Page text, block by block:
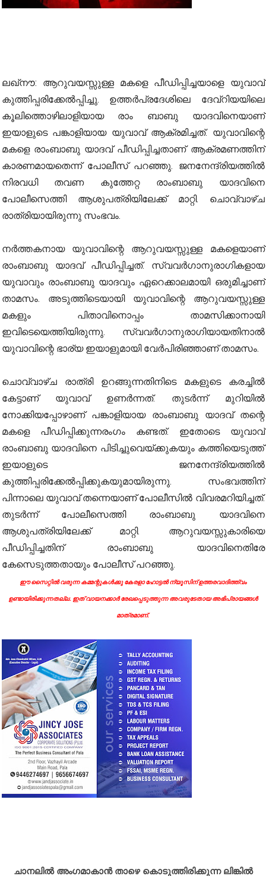
ലഖ്‌നൗ: ആറുവയസ്സുള്ള മകളെ പീഡിപ്പിച്ചയാളെ യുവാവ്
കുത്തിപ്പരിക്കേല്‍പ്പിച്ചു. ഉത്തര്‍പ്രദേശിലെ ദേവ്‌റിയയിലെ
കൂലിത്തൊഴിലാളിയായ രാം ബാബു യാദവിനെയാണ്
ഇയാളുടെ പങ്കാളിയായ യുവാവ് ആക്രമിച്ചത്. യുവാവിന്റെ
മകളെ രാംബാബു യാദവ് പീഡിപ്പിച്ചതാണ് ആക്രമണത്തിന്
കാരണമായതെന്ന് പോലീസ് പറഞ്ഞു. ജനനേന്ദ്രിയത്തില്‍
നിരവധി തവണ കുത്തേറ്റ രാംബാബു യാദവിനെ
പോലീസെത്തി ആശുപത്രിയിലേക്ക് മാറ്റി. ചൊവ്വാഴ്ച
രാത്രിയായിരുന്നു സംഭവം.
നര്‍ത്തകനായ യുവാവിന്റെ ആറുവയസ്സുള്ള മകളെയാണ്
രാംബാബു യാദവ് പീഡിപ്പിച്ചത്. സ്വവര്‍ഗാനുരാഗികളായ
യുവാവും രാംബാബു യാദവും ഏറെക്കാലമായി ഒരുമിച്ചാണ്
താമസം. അടുത്തിടെയായി യുവാവിന്റെ ആറുവയസ്സുള്ള
മകളും പിതാവിനൊപ്പം താമസിക്കാനായി
ഇവിടെയെത്തിയിരുന്നു. സ്വവര്‍ഗാനുരാഗിയായതിനാല്‍
യുവാവിന്റെ ഭാര്യ ഇയാളുമായി വേര്‍പിരിഞ്ഞാണ് താമസം.
ചൊവ്വാഴ്ച രാത്രി ഉറങ്ങുന്നതിനിടെ മകളുടെ കരച്ചില്‍
കേട്ടാണ് യുവാവ് ഉണര്‍ന്നത്. തുടര്‍ന്ന് മുറിയില്‍
നോക്കിയപ്പോഴാണ് പങ്കാളിയായ രാംബാബു യാദവ് തന്റെ
മകളെ പീഡിപ്പിക്കുന്നരംഗം കണ്ടത്. ഇതോടെ യുവാവ്
രാംബാബു യാദവിനെ പിടിച്ചുവെയ്ക്കുകയും കത്തിയെടുത്ത്
ഇയാളുടെ ജനനേന്ദ്രിയത്തില്‍
കുത്തിപ്പരിക്കേല്‍പ്പിക്കുകയുമായിരുന്നു. സംഭവത്തിന്
പിന്നാലെ യുവാവ് തന്നെയാണ് പോലീസില്‍ വിവരമറിയിച്ചത്.
തുടര്‍ന്ന് പോലീസെത്തി രാംബാബു യാദവിനെ
ആശുപത്രിയിലേക്ക് മാറ്റി. ആറുവയസ്സുകാരിയെ
പീഡിപ്പിച്ചതിന് രാംബാബു യാദവിനെതിരേ
കേസെടുത്തതായും പോലീസ് പറഞ്ഞു.
ഈ സൈറ്റിൽ വരുന്ന കമ്മന്റുകൾക്കു കേരളാ ഹോട്ടൽ ന്യൂസിന് ഉത്തരവാദിത്ത്വം
ഉണ്ടായിരിക്കുന്നതല്ല. ഇത് വായനക്കാർ രേഖപ്പെടുത്തുന്ന അവരുടേതായ അഭിപ്രായങ്ങൾ
മാത്രമാണ്.
ചാനലിൽ അംഗമാകാൻ താഴെ കൊടുത്തിരിക്കുന്ന ലിങ്കിൽ